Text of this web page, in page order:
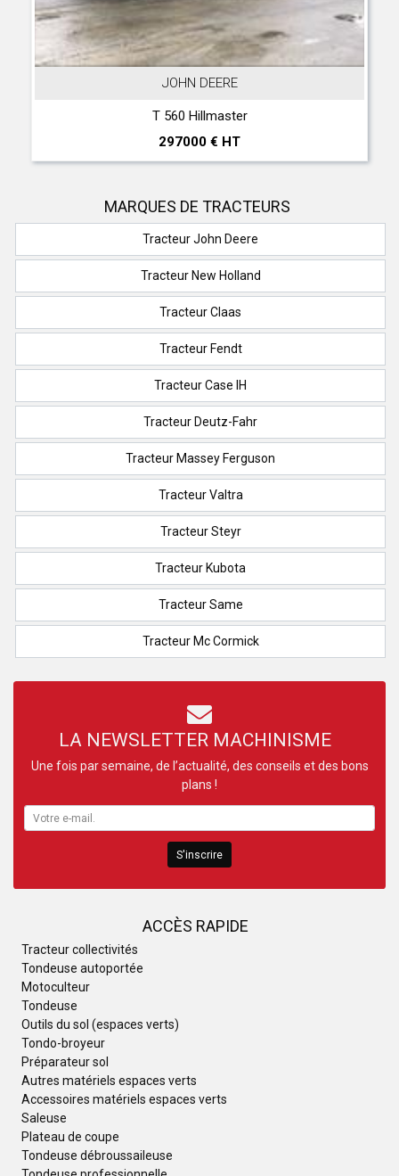
ACCÈS RAPIDE
Tracteur collectivités
Tondeuse autoportée
Motoculteur
Tondeuse
Outils du sol (espaces verts)
Tondo-broyeur
Préparateur sol
Autres matériels espaces verts
Accessoires matériels espaces verts
Saleuse
Plateau de coupe
Tondeuse débroussaileuse
JOHN DEERE
T 560 Hillmaster
297000 € HT
MARQUES DE TRACTEURS
Tracteur John Deere
Tracteur New Holland
Tracteur Claas
Tracteur Fendt
Tracteur Case IH
Tracteur Deutz-Fahr
Tracteur Massey Ferguson
Tracteur Valtra
Tracteur Steyr
Tracteur Kubota
Tracteur Same
Tracteur Mc Cormick
LA NEWSLETTER MACHINISME
Une fois par semaine, de l’actualité, des conseils et des bons
plans !
S'inscrire